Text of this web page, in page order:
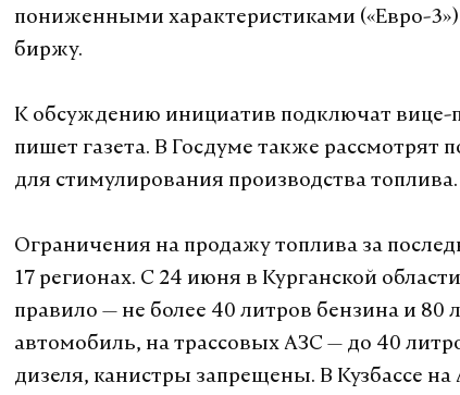
пониженными характеристиками («Евро-
биржу.
К обсуждению инициатив подключат вице-
пишет газета. В Госдуме также рассмотрят
для стимулирования производства топлива.
Ограничения на продажу топлива за
17 регионах. С 24 июня в Курганской
правило — не более 40 литров бензина и 80
автомобиль, на трассовых АЗС — до 40
дизеля, канистры запрещены. В Кузбассе